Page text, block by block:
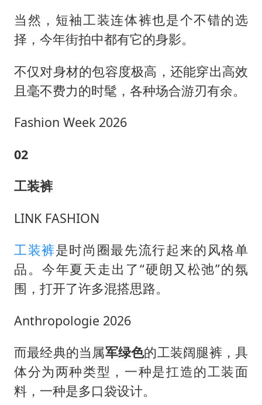
当然，短袖工装连体裤也是个不错的选
择，今年街拍中都有它的身影。
不仅对身材的包容度极高，还能穿出高效
且毫不费力的时髦，各种场合游刃有余。
Fashion Week 2026
02
工装裤
LINK FASHION
工装裤是时尚圈最先流行起来的风格单
品。今年夏天走出了“硬朗又松弛”的氛
围，打开了许多混搭思路。
Anthropologie 2026
而最经典的当属军绿色的工装阔腿裤，具
体分为两种类型，一种是扛造的工装面
料，一种是多口袋设计。